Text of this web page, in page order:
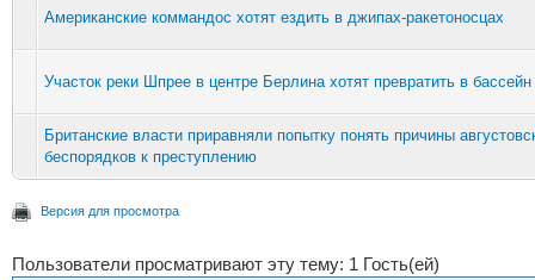
Американские коммандос хотят ездить в джипах-ракетоносцах
Участок реки Шпрее в центре Берлина хотят превратить в бассейн
Британские власти приравняли попытку понять причины
беспорядков к преступлению
Версия для просмотра
Пользователи просматривают эту тему: 1 Гость(ей)